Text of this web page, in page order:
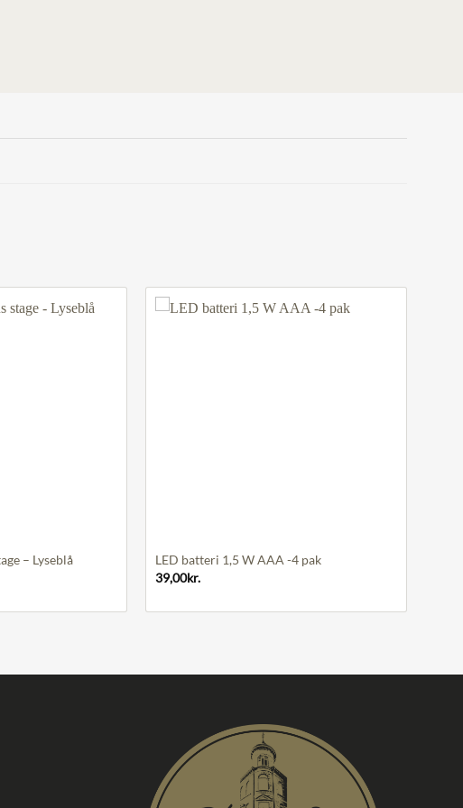
– Lyseblå
LED batteri 1,5 W AAA -4 pak
39,00kr.